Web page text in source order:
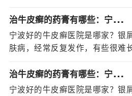
膏，不要因为瘙痒和抓挠，以免
感染，而加重病情。而且穿鞋要
银屑病治疗经常换鞋，还要经常
上牛皮癣，甚至脚上会长出牛皮
方便，总想用手挠，给 [详情]
治
牛皮癣的药膏有哪些：宁波哪个医院治银屑病好
宁波好的牛皮癣医院是哪家？银
肤病，经常反复发作，有些很难
上牛皮癣，甚至脚上会长出牛皮
方便，总想用手挠，给 [详情]
治
牛皮癣的药膏有哪些：宁波哪个医院治银屑病好
宁波好的牛皮癣医院是哪家？银